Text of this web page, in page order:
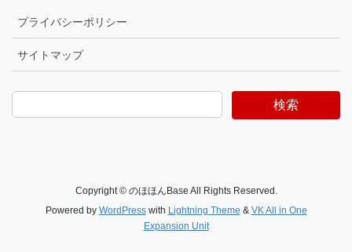
プライバシーポリシー
サイトマップ
検索
Copyright © のほほんBase All Rights Reserved.
Powered by WordPresswith Lightning Theme & VK All in One
Expansion Unit